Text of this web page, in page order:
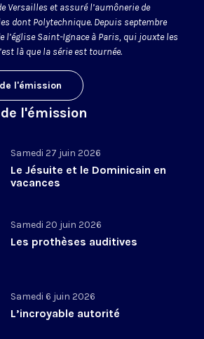
Versailles et assuré l’aumônerie de
dont Polytechnique. Depuis septembre
l’église Saint-Ignace à Paris, qui jouxte les
là que la série est tournée.
l'émission
l'émission
Samedi 27 juin 2026
Le Jésuite et le Dominicain en
vacances
Samedi 20 juin 2026
Les prothèses auditives
Samedi 6 juin 2026
L’incroyable autorité